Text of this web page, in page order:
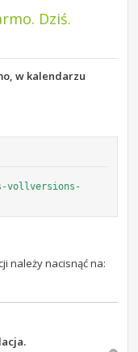
Dziś.
w kalendarzu
vollversions-
należy nacisnąć na: